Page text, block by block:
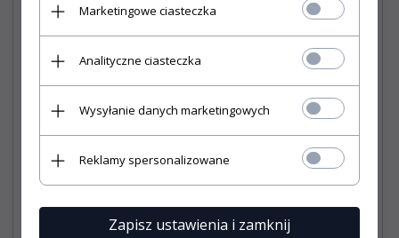
Pokrowiec ARCADIA na przednie fotele rozm. L
* z podatkiem VAT
Marketingowe ciasteczka
Analityczne ciasteczka
Wysyłanie danych marketingowych
Reklamy spersonalizowane
Zapisz ustawienia i zamknij